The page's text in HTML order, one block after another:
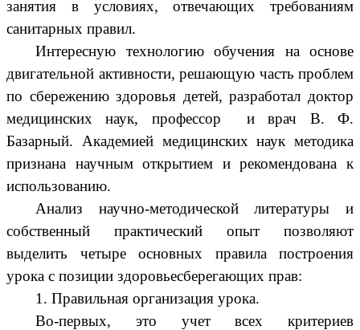
занятия в условиях, отвечающих требованиям
санитарных правил.
Интересную технологию обучения на основе
двигательной активности, решающую часть проблем
по сбережению здоровья детей, разработал доктор
медицинских наук, профессор и врач В. Ф.
Базарный. Академией медицинских наук методика
признана научным открытием и рекомендована к
использованию.
Анализ научно-методической литературы и
собственный практический опыт позволяют
выделить четыре основных правила построения
урока с позиции здоровьесберегающих прав:
1. Правильная организация урока.
Во-первых, это учет всех критериев